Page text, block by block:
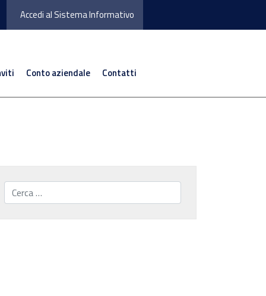
Accedi al Sistema Informativo
Conto aziendale Contatti
Cerca...